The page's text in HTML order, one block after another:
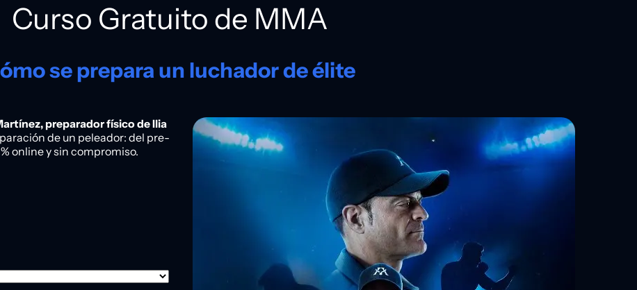
Curso Gratuito de MMA
se prepara un luchador de élite
preparador físico de Ilia
de un peleador: del pre-
online y sin compromiso.